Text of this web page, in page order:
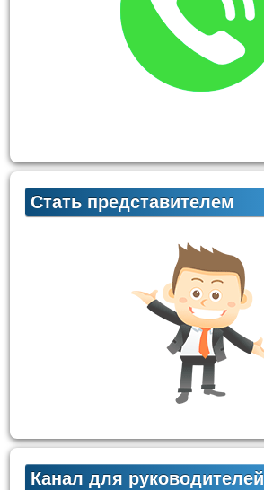
Стать представителем
Канал для руководителей